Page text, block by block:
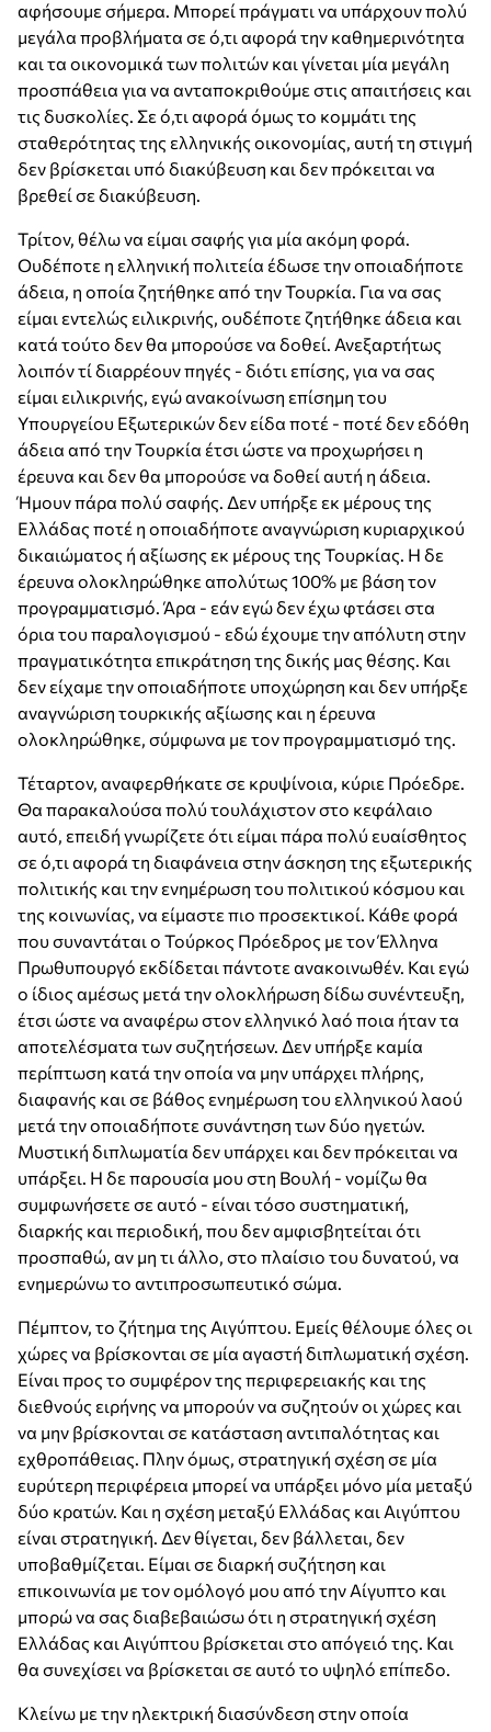
αφήσουμε σήμερα. Μπορεί πράγματι να υπάρχουν πολύ
μεγάλα προβλήματα σε ό,τι αφορά την καθημερινότητα
και τα οικονομικά των πολιτών και γίνεται μία μεγάλη
προσπάθεια για να ανταποκριθούμε στις απαιτήσεις και
τις δυσκολίες. Σε ό,τι αφορά όμως το κομμάτι της
σταθερότητας της ελληνικής οικονομίας, αυτή τη στιγμή
δεν βρίσκεται υπό διακύβευση και δεν πρόκειται να
βρεθεί σε διακύβευση.
Τρίτον, θέλω να είμαι σαφής για μία ακόμη φορά.
Ουδέποτε η ελληνική πολιτεία έδωσε την οποιαδήποτε
άδεια, η οποία ζητήθηκε από την Τουρκία. Για να σας
είμαι εντελώς ειλικρινής, ουδέποτε ζητήθηκε άδεια και
κατά τούτο δεν θα μπορούσε να δοθεί. Ανεξαρτήτως
λοιπόν τί διαρρέουν πηγές - διότι επίσης, για να σας
είμαι ειλικρινής, εγώ ανακοίνωση επίσημη του
Υπουργείου Εξωτερικών δεν είδα ποτέ - ποτέ δεν εδόθη
άδεια από την Τουρκία έτσι ώστε να προχωρήσει η
έρευνα και δεν θα μπορούσε να δοθεί αυτή η άδεια.
Ήμουν πάρα πολύ σαφής. Δεν υπήρξε εκ μέρους της
Ελλάδας ποτέ η οποιαδήποτε αναγνώριση κυριαρχικού
δικαιώματος ή αξίωσης εκ μέρους της Τουρκίας. Η δε
έρευνα ολοκληρώθηκε απολύτως 100% με βάση τον
προγραμματισμό. Άρα - εάν εγώ δεν έχω φτάσει στα
όρια του παραλογισμού - εδώ έχουμε την απόλυτη στην
πραγματικότητα επικράτηση της δικής μας θέσης. Και
δεν είχαμε την οποιαδήποτε υποχώρηση και δεν υπήρξε
αναγνώριση τουρκικής αξίωσης και η έρευνα
ολοκληρώθηκε, σύμφωνα με τον προγραμματισμό της.
Τέταρτον, αναφερθήκατε σε κρυψίνοια, κύριε Πρόεδρε.
Θα παρακαλούσα πολύ τουλάχιστον στο κεφάλαιο
αυτό, επειδή γνωρίζετε ότι είμαι πάρα πολύ ευαίσθητος
σε ό,τι αφορά τη διαφάνεια στην άσκηση της εξωτερικής
πολιτικής και την ενημέρωση του πολιτικού κόσμου και
της κοινωνίας, να είμαστε πιο προσεκτικοί. Κάθε φορά
που συναντάται ο Τούρκος Πρόεδρος με τον Έλληνα
Πρωθυπουργό εκδίδεται πάντοτε ανακοινωθέν. Και εγώ
ο ίδιος αμέσως μετά την ολοκλήρωση δίδω συνέντευξη,
έτσι ώστε να αναφέρω στον ελληνικό λαό ποια ήταν τα
αποτελέσματα των συζητήσεων. Δεν υπήρξε καμία
περίπτωση κατά την οποία να μην υπάρχει πλήρης,
διαφανής και σε βάθος ενημέρωση του ελληνικού λαού
μετά την οποιαδήποτε συνάντηση των δύο ηγετών.
Μυστική διπλωματία δεν υπάρχει και δεν πρόκειται να
υπάρξει. Η δε παρουσία μου στη Βουλή - νομίζω θα
συμφωνήσετε σε αυτό - είναι τόσο συστηματική,
διαρκής και περιοδική, που δεν αμφισβητείται ότι
προσπαθώ, αν μη τι άλλο, στο πλαίσιο του δυνατού, να
ενημερώνω το αντιπροσωπευτικό σώμα.
Πέμπτον, το ζήτημα της Αιγύπτου. Εμείς θέλουμε όλες οι
χώρες να βρίσκονται σε μία αγαστή διπλωματική σχέση.
Είναι προς το συμφέρον της περιφερειακής και της
διεθνούς ειρήνης να μπορούν να συζητούν οι χώρες και
να μην βρίσκονται σε κατάσταση αντιπαλότητας και
εχθροπάθειας. Πλην όμως, στρατηγική σχέση σε μία
ευρύτερη περιφέρεια μπορεί να υπάρξει μόνο μία μεταξύ
δύο κρατών. Και η σχέση μεταξύ Ελλάδας και Αιγύπτου
είναι στρατηγική. Δεν θίγεται, δεν βάλλεται, δεν
υποβαθμίζεται. Είμαι σε διαρκή συζήτηση και
επικοινωνία με τον ομόλογό μου από την Αίγυπτο και
μπορώ να σας διαβεβαιώσω ότι η στρατηγική σχέση
Ελλάδας και Αιγύπτου βρίσκεται στο απόγειό της. Και
θα συνεχίσει να βρίσκεται σε αυτό το υψηλό επίπεδο.
Κλείνω με την ηλεκτρική διασύνδεση στην οποία